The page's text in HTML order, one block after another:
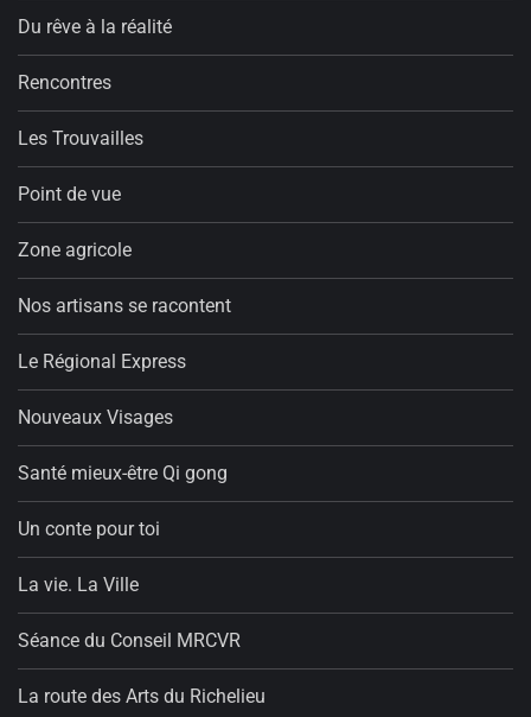
Du rêve à la réalité
Rencontres
Les Trouvailles
Point de vue
Zone agricole
Nos artisans se racontent
Le Régional Express
Nouveaux Visages
Santé mieux-être Qi gong
Un conte pour toi
La vie. La Ville
Séance du Conseil MRCVR
La route des Arts du Richelieu